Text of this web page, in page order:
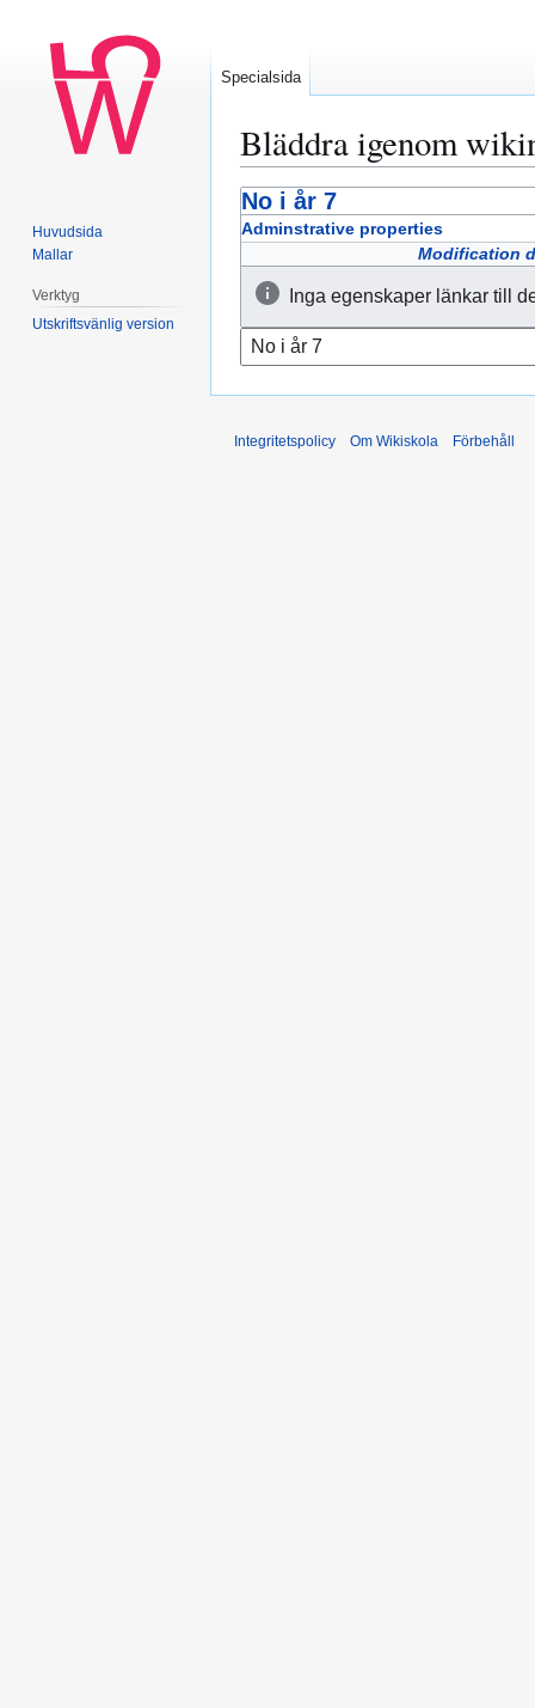
Bläddra igenom
Hoppa
till
Hoppa
till
No i år 7
Adminstrative properties
Modification
Inga egenskaper länkar till
Specialsida
Huvudsida
Mallar
Verktyg
Utskriftsvänlig version
Integritetspolicy Om Wikiskola Förbehåll